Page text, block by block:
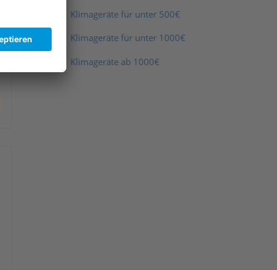
Klimageräte für unter 500€
Klimageräte für unter 1000€
Klimageräte ab 1000€